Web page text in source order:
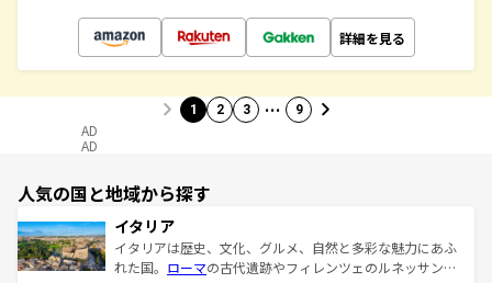
詳細を見る
1 2 3 … 9
AD
AD
人気の国と地域から探す
イタリア
イタリアは歴史、文化、グルメ、自然と多彩な魅力にあふ
れた国。 ローマの古代遺跡やフィレンツェのルネッサンス